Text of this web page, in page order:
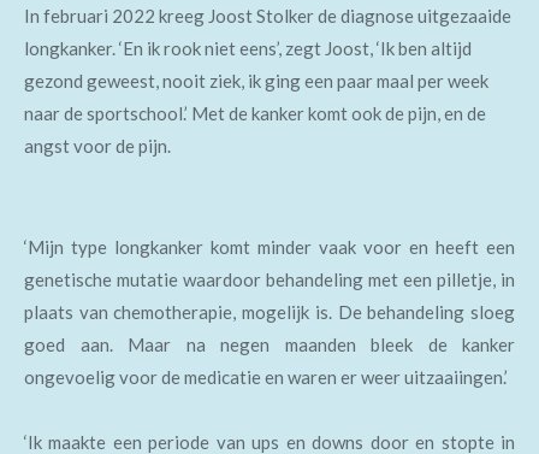
In februari 2022 kreeg Joost Stolker de diagnose uitgezaaide
longkanker. ‘En ik rook niet eens’, zegt Joost, ‘Ik ben altijd
gezond geweest, nooit ziek, ik ging een paar maal per week
naar de sportschool.’ Met de kanker komt ook de pijn, en de
angst voor de pijn.
‘Mijn type longkanker komt minder vaak voor en heeft een
genetische mutatie waardoor behandeling met een pilletje, in
plaats van chemotherapie, mogelijk is. De behandeling sloeg
goed aan. Maar na negen maanden bleek de kanker
ongevoelig voor de medicatie en waren er weer uitzaaiingen.’
‘Ik maakte een periode van ups en downs door en stopte in